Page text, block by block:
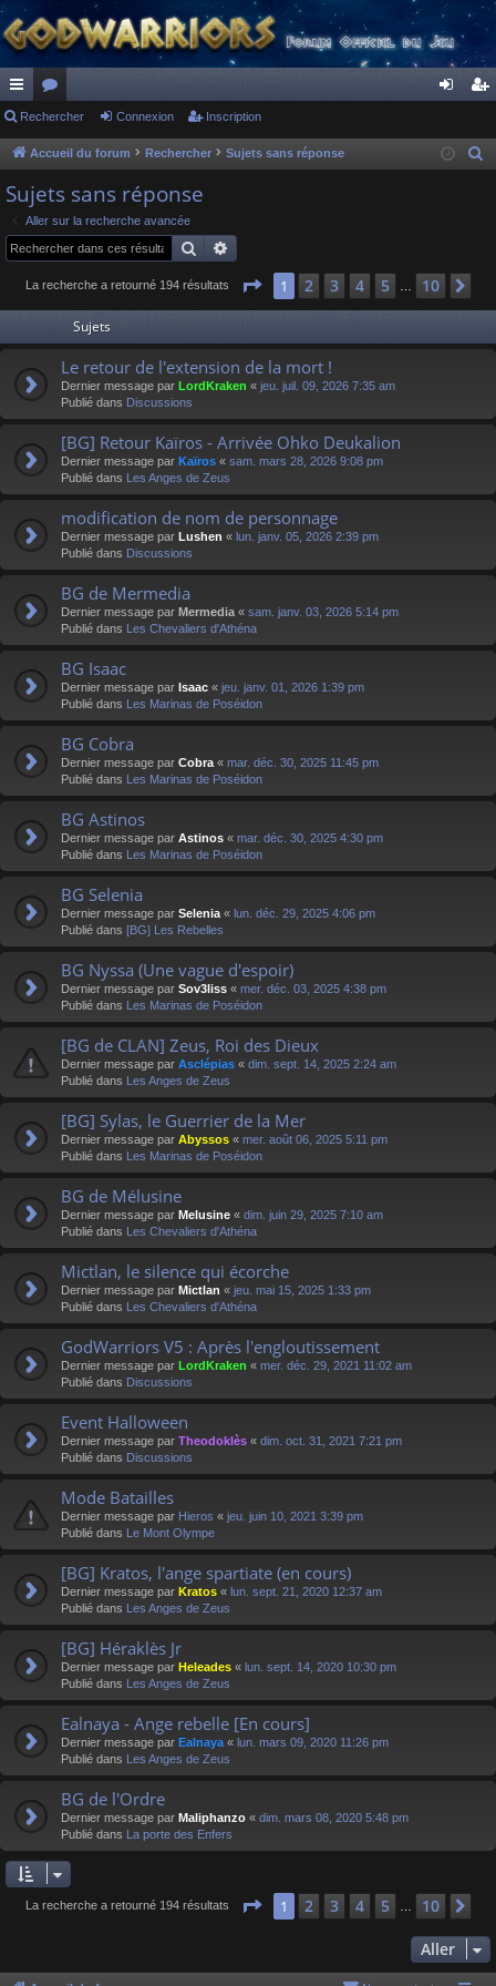
ac
co
ur
ci
s
or
u
s
ne cri
Rechercher Connexion Inscription
Accueil du forum Rechercher Sujets sans réponse
e
Sujets sans réponse
Aller sur la recherche avancée
Rechercher
La recherche a retourné 194 résultats Page 1sur 10
1 2 3 4 5 10
Sujets
Le retour de l'extension de la mort !
Dernier message par LordKraken « jeu. juil. 09, 2026 7:35 am
Publié dans Discussions
[BG] Retour Kaïros - Arrivée Ohko Deukalion
Dernier message par Kaïros « sam. mars 28, 2026 9:08 pm
Publié dans Les Anges de Zeus
modification de nom de personnage
Dernier message par Lushen « lun. janv. 05, 2026 2:39 pm
Publié dans Discussions
BG de Mermedia
Dernier message par Mermedia « sam. janv. 03, 2026 5:14 pm
Publié dans Les Chevaliers d'Athéna
BG Isaac
Dernier message par Isaac « jeu. janv. 01, 2026 1:39 pm
Publié dans Les Marinas de Poséidon
BG Cobra
Dernier message par Cobra « mar. déc. 30, 2025 11:45 pm
Publié dans Les Marinas de Poséidon
BG Astinos
Dernier message par Astinos « mar. déc. 30, 2025 4:30 pm
Publié dans Les Marinas de Poséidon
BG Selenia
Dernier message par Selenia « lun. déc. 29, 2025 4:06 pm
Publié dans [BG] Les Rebelles
BG Nyssa (Une vague d'espoir)
Dernier message par Sov3liss « mer. déc. 03, 2025 4:38 pm
Publié dans Les Marinas de Poséidon
[BG de CLAN] Zeus, Roi des Dieux
Dernier message par Asclépias « dim. sept. 14, 2025 2:24 am
Publié dans Les Anges de Zeus
[BG] Sylas, le Guerrier de la Mer
Dernier message par Abyssos « mer. août 06, 2025 5:11 pm
Publié dans Les Marinas de Poséidon
BG de Mélusine
Dernier message par Melusine « dim. juin 29, 2025 7:10 am
Publié dans Les Chevaliers d'Athéna
Mictlan, le silence qui écorche
Dernier message par Mictlan « jeu. mai 15, 2025 1:33 pm
Publié dans Les Chevaliers d'Athéna
GodWarriors V5 : Après l'engloutissement
Dernier message par LordKraken « mer. déc. 29, 2021 11:02 am
Publié dans Discussions
Event Halloween
Dernier message par Theodoklès « dim. oct. 31, 2021 7:21 pm
Publié dans Discussions
Mode Batailles
Dernier message par Hieros « jeu. juin 10, 2021 3:39 pm
Publié dans Le Mont Olympe
[BG] Kratos, l'ange spartiate (en cours)
Dernier message par Kratos « lun. sept. 21, 2020 12:37 am
Publié dans Les Anges de Zeus
[BG] Héraklès Jr
Dernier message par Heleades « lun. sept. 14, 2020 10:30 pm
Publié dans Les Anges de Zeus
Ealnaya - Ange rebelle [En cours]
Dernier message par Ealnaya « lun. mars 09, 2020 11:26 pm
Publié dans Les Anges de Zeus
BG de l'Ordre
Dernier message par Maliphanzo « dim. mars 08, 2020 5:48 pm
Publié dans La porte des Enfers
La recherche a retourné 194 résultats Page 1sur 10
1 2 3 4 5 10
Aller